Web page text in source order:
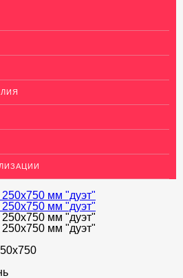
НАПОЛЬНЫЕ (ДЛЯ ПОЛА),